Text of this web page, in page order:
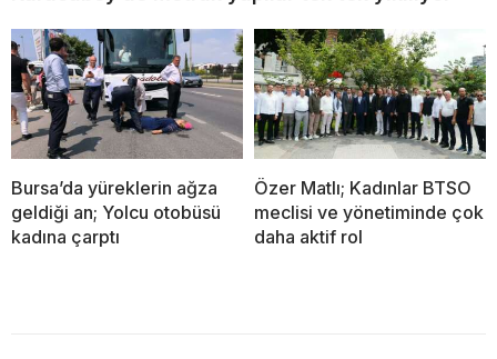
Bursa’da yüreklerin ağza
geldiği an; Yolcu otobüsü
kadına çarptı
Özer Matlı; Kadınlar BTSO
meclisi ve yönetiminde çok
daha aktif rol